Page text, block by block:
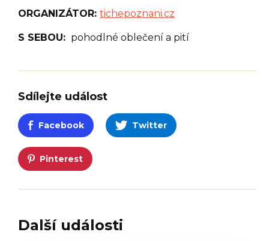
ORGANIZÁTOR: tichepoznani.cz
S SEBOU: pohodlné oblečení a pití
Sdílejte událost
Facebook Twitter
Pinterest
Další události